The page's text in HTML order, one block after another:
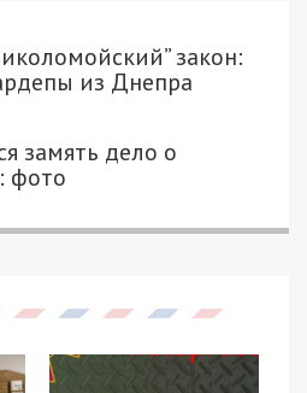
закон:
из Днепра
замять дело о
фото